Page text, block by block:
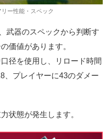
ー性能・スペック
武器のスペックから判断す
価値があります。
径を使用し、リロード時間
、プレイヤーに43のダメー
状態が発生します。